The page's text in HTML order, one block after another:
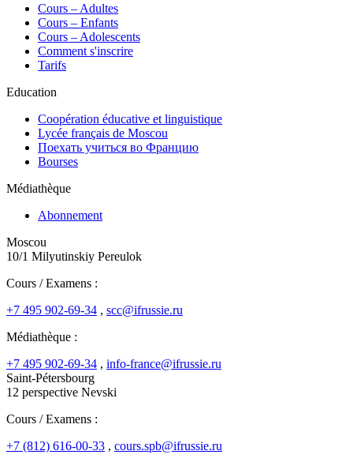
Сours – Adultes
Cours – Enfants
Cours – Adolescents
Comment s'inscrire
Tarifs
Education
Coopération éducative et linguistique
Lycée français de Moscou
Поехать учиться во Францию
Bourses
Médiathèque
Abonnement
Moscou
10/1 Milyutinskiy Pereulok
Cours / Examens :
+7 495 902-69-34 , scc@ifrussie.ru
Médiathèque :
+7 495 902-69-34 , info-france@ifrussie.ru
Saint-Pétersbourg
12 perspective Nevski
Cours / Examens :
+7 (812) 616-00-33 , cours.spb@ifrussie.ru